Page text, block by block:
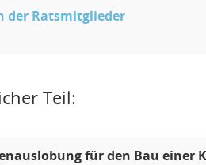
der Ratsmitglieder
Teil:
für den Bau einer